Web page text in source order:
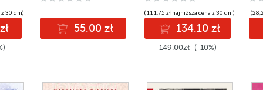
z 30 dni)
55.00 zł
(111,75 zł najniższa cena z 30 dni)
134.10 zł
149.00zł (-10%)